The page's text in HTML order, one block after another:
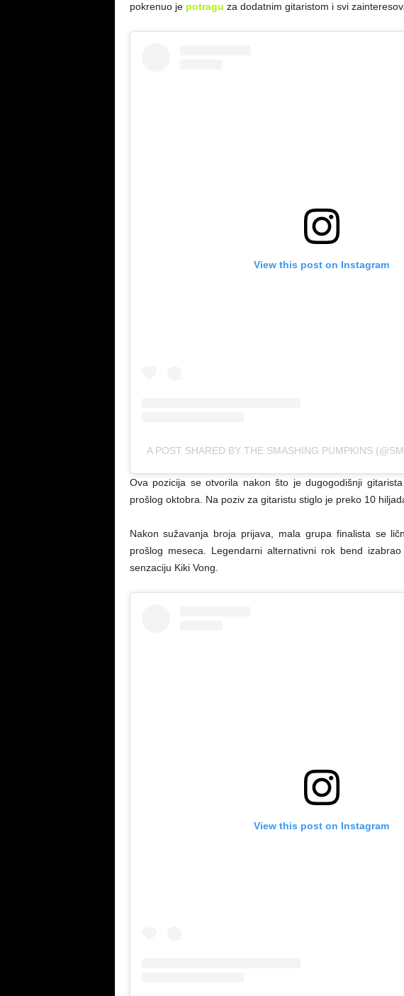
pokrenuo je potragu za dodatnim gitaristom i svi
View this post on Instagram
A POST SHARED BY THE SMASHING PUMPKINS
Ova pozicija se otvorila nakon što je dugogodišnji
prošlog oktobra. Na poziv za gitaristu stiglo je preko 10
Nakon sužavanja broja prijava, mala grupa finalista se
prošlog meseca. Legendarni alternativni rok bend
senzaciju Kiki Vong.
View this post on Instagram